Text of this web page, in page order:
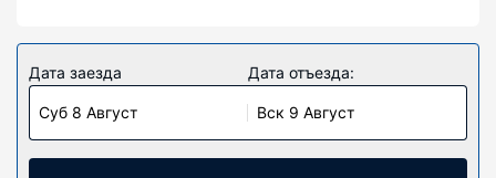
Почувствуйте себя как дома в одном из 46 номеров, в
каждом из которых предоставляется холодильник.
Бесплатный беспроводной доступ к интернету
позволит всегда оставаться на связи, а кабельное
Дата заезда
Суб 8 Август
Дата отъезда:
Вск 9 Август